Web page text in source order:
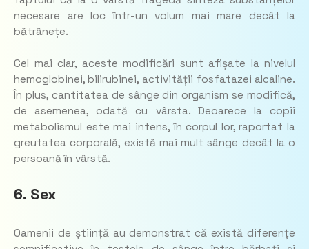
necesare are loc într-un volum mai mare decât la
bătrânețe.
Cel mai clar, aceste modificări sunt afișate la nivelul
hemoglobinei, bilirubinei, activității fosfatazei alcaline.
În plus, cantitatea de sânge din organism se modifică,
de asemenea, odată cu vârsta. Deoarece la copii
metabolismul este mai intens, în corpul lor, raportat la
greutatea corporală, există mai mult sânge decât la o
persoană în vârstă.
6. Sex
Oamenii de știință au demonstrat că există diferențe